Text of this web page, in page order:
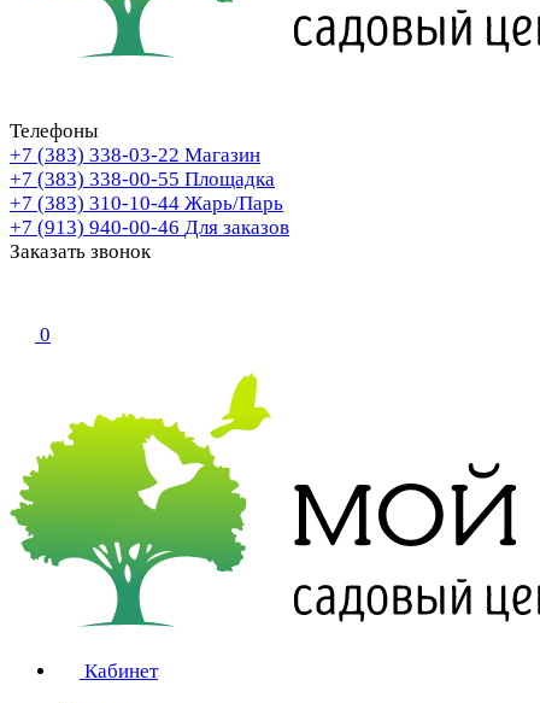
Телефоны
+7 (383) 338-03-22 Магазин
+7 (383) 338-00-55 Площадка
+7 (383) 310-10-44 Жарь/Парь
+7 (913) 940-00-46 Для заказов
Заказать звонок
0
Кабинет